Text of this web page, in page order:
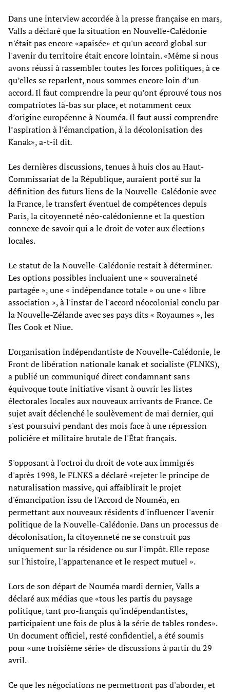
Dans une interview accordée à la presse française en mars,
Valls a déclaré que la situation en Nouvelle-Calédonie
n'était pas encore «apaisée» et qu'un accord global sur
l'avenir du territoire était encore lointain. «Même si nous
avons réussi à rassembler toutes les forces politiques, à ce
qu’elles se reparlent, nous sommes encore loin d’un
accord. Il faut comprendre la peur qu’ont éprouvé tous nos
compatriotes là-bas sur place, et notamment ceux
d’origine européenne à Nouméa. Il faut aussi comprendre
l’aspiration à l’émancipation, à la décolonisation des
Kanak», a-t-il dit.
Les dernières discussions, tenues à huis clos au Haut-
Commissariat de la République, auraient porté sur la
définition des futurs liens de la Nouvelle-Calédonie avec
la France, le transfert éventuel de compétences depuis
Paris, la citoyenneté néo-calédonienne et la question
connexe de savoir qui a le droit de voter aux élections
locales.
Le statut de la Nouvelle-Calédonie restait à déterminer.
Les options possibles incluaient une « souveraineté
partagée », une « indépendance totale » ou une « libre
association », à l'instar de l'accord néocolonial conclu par
la Nouvelle-Zélande avec ses pays dits « Royaumes », les
Îles Cook et Niue.
L’organisation indépendantiste de Nouvelle-Calédonie, le
Front de libération nationale kanak et socialiste (FLNKS),
a publié un communiqué direct condamnant sans
équivoque toute initiative visant à ouvrir les listes
électorales locales aux nouveaux arrivants de France. Ce
sujet avait déclenché le soulèvement de mai dernier, qui
s'est poursuivi pendant des mois face à une répression
policière et militaire brutale de l'État français.
S'opposant à l'octroi du droit de vote aux immigrés
d'après 1998, le FLNKS a déclaré «rejeter le principe de
naturalisation massive, qui affaiblirait le projet
d'émancipation issu de l'Accord de Nouméa, en
permettant aux nouveaux résidents d'influencer l'avenir
politique de la Nouvelle-Calédonie. Dans un processus de
décolonisation, la citoyenneté ne se construit pas
uniquement sur la résidence ou sur l'impôt. Elle repose
sur l'histoire, l'appartenance et le respect mutuel ».
Lors de son départ de Nouméa mardi dernier, Valls a
déclaré aux médias que «tous les partis du paysage
politique, tant pro-français qu'indépendantistes,
participaient une fois de plus à la série de tables rondes».
Un document officiel, resté confidentiel, a été soumis
pour «une troisième série» de discussions à partir du 29
avril.
Ce que les négociations ne permettront pas d'aborder, et